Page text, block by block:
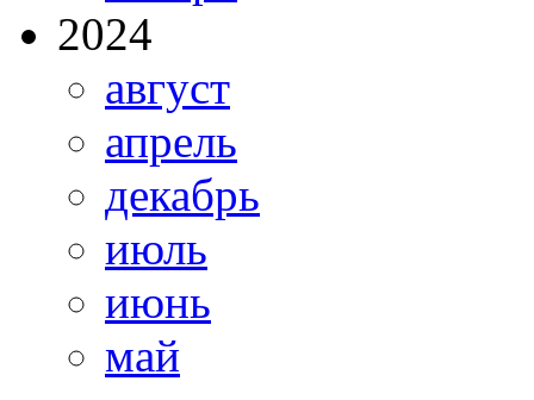
2024
август
апрель
декабрь
июль
июнь
май